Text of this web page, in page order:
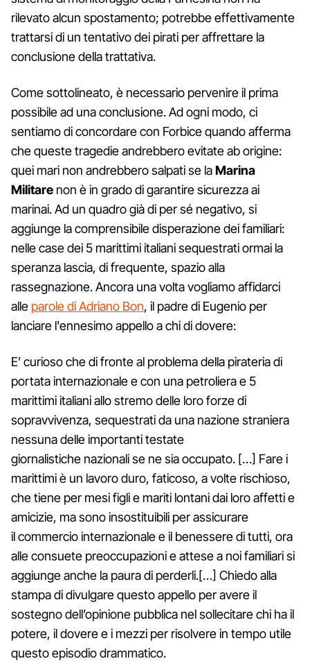
rilevato alcun spostamento; potrebbe effettivamente
trattarsi di un tentativo dei pirati per affrettare la
conclusione della trattativa.
Come sottolineato, è necessario pervenire il prima
possibile ad una conclusione. Ad ogni modo, ci
sentiamo di concordare con Forbice quando afferma
che queste tragedie andrebbero evitate ab origine:
quei mari non andrebbero salpati se laMarina
Militare non è in grado di garantire sicurezza ai
marinai. Ad un quadro già di per sé negativo, si
aggiunge la comprensibile disperazione dei familiari:
nelle case dei 5 marittimi italiani sequestrati ormai la
speranza lascia, di frequente, spazio alla
rassegnazione. Ancora una volta vogliamo affidarci
alle parole di Adriano Bon, il padre di Eugenio per
lanciare l'ennesimo appello a chi di dovere:
E’ curioso che di fronte al problema della pirateria di
portata internazionale e con una petroliera e 5
marittimi italiani allo stremo delle loro forze di
sopravvivenza, sequestrati da una nazione straniera
nessuna delle importanti testate
giornalistiche nazionali se ne sia occupato. […] Fare i
marittimi è un lavoro duro, faticoso, a volte rischioso,
che tiene per mesi figli e mariti lontani dai loro affetti e
amicizie, ma sono insostituibili per assicurare
il commercio internazionale e il benessere di tutti, ora
alle consuete preoccupazioni e attese a noi familiari si
aggiunge anche la paura di perderli.[…] Chiedo alla
stampa di divulgare questo appello per avere il
sostegno dell’opinione pubblica nel sollecitare chi ha il
potere, il dovere e i mezzi per risolvere in tempo utile
questo episodio drammatico.